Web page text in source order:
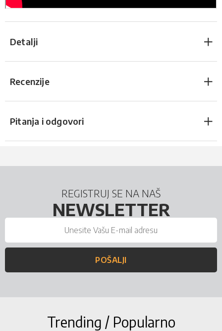
Detalji
Recenzije
Pitanja i odgovori
REGISTRUJ SE NA NAŠ
NEWSLETTER
POŠALJI
Trending / Popularno